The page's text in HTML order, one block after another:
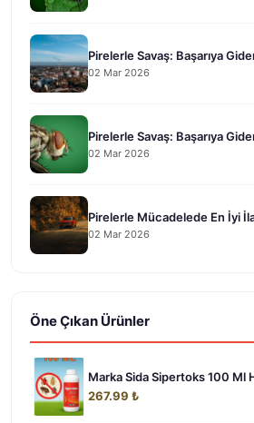
Pirelerle Savaş: Başarıya
02 Mar 2026
Pirelerle Savaş: Başarıya
02 Mar 2026
Pirelerle Mücadelede En İyi
02 Mar 2026
Öne Çıkan Ürünler
Marka Sida Sipertoks 100 Ml
267.99 ₺